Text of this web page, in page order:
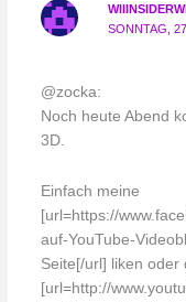
SONNTAG,
@zocka:
Noch heute Abend
3D.
Einfach meine
[url=https://
auf-YouTube-
Seite[/url] liken oder
[url=http://